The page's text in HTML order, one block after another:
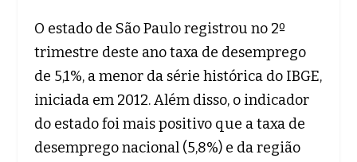
O estado de São Paulo registrou no 2º
trimestre deste ano taxa de desemprego
de 5,1%, a menor da série histórica do IBGE,
iniciada em 2012. Além disso, o indicador
do estado foi mais positivo que a taxa de
desemprego nacional (5,8%) e da região